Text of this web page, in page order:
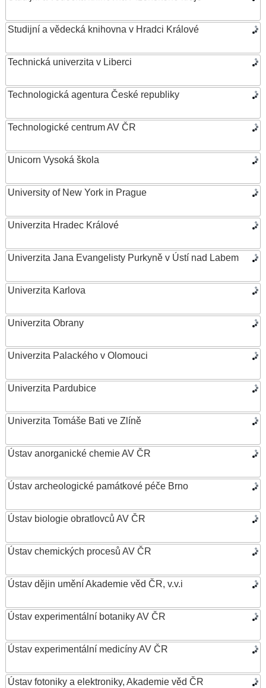
Studijní a vědecká knihovna v Hradci Králové
Technická univerzita v Liberci
Technologická agentura České republiky
Technologické centrum AV ČR
Unicorn Vysoká škola
University of New York in Prague
Univerzita Hradec Králové
Univerzita Jana Evangelisty Purkyně v Ústí nad Labem
Univerzita Karlova
Univerzita Obrany
Univerzita Palackého v Olomouci
Univerzita Pardubice
Univerzita Tomáše Bati ve Zlíně
Ústav anorganické chemie AV ČR
Ústav archeologické památkové péče Brno
Ústav biologie obratlovců AV ČR
Ústav chemických procesů AV ČR
Ústav dějin umění Akademie věd ČR, v.v.i
Ústav experimentální botaniky AV ČR
Ústav experimentální medicíny AV ČR
Ústav fotoniky a elektroniky, Akademie věd ČR